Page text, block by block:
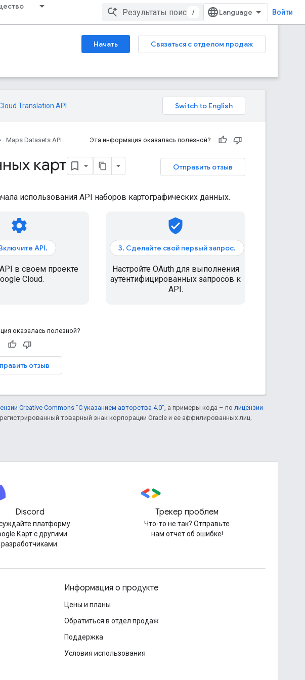
/ Войти
Начать
Связаться с отделом продаж
Translation API
Maps Datasets API Эта информация оказалась полезной?
Отправить отзыв
карт
использования API наборов картографических данных.
settings
API.
в своем проекте
Cloud.
verified_user
3. Сделайте свой первый запрос.
Настройте OAuth для выполнения
аутентифицированных запросов к
API.
оказалась полезной?
отзыв
Creative Commons "С указанием авторства 4.0" , а примеры кода – по лицензии
товарный знак корпорации Oracle и ее аффилированных лиц.
Discord
платформу
Карт с другими
разработчиками.
Трекер проблем
Что-то не так? Отправьте
нам отчет об ошибке!
Информация о продукте
Цены и планы
Обратиться в отдел продаж
Поддержка
Условия использования